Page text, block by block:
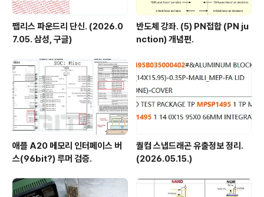
팹리스 파운드리 단신. (2026.0
7.05. 삼성, 구글)
반도체 강좌. (5) PN접합 (PN ju
nction) 개념편.
애플 A20 메모리 인터페이스 버
스(96bit?) 루머 검증.
퀄컴 스냅드래곤 유출정보 정리.
(2026.05.15.)